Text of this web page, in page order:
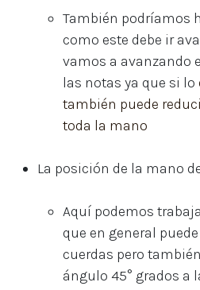
También podríamos
como este debe ir
vamos a avanzando
las notas ya que si lo
también puede
toda la mano
La posición de la mano
Aquí podemos
que en general
cuerdas pero
ángulo 45° grados a